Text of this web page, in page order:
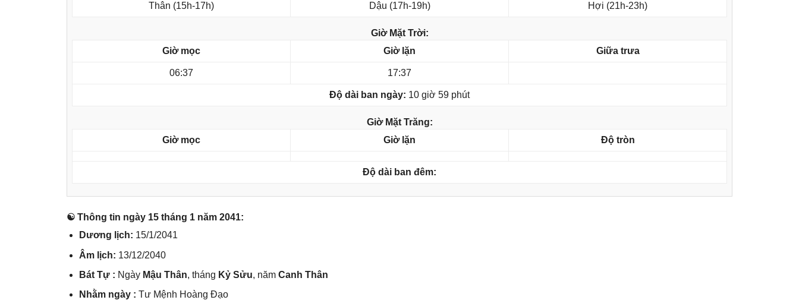
Thân (15h-17h) Dậu (17h-19h) Hợi (21h-23h)
Giờ Mặt Trời:
Giờ mọc
Giờ lặn Giữa trưa
06:37 17:37
Độ dài ban ngày: 10 giờ 59 phút
Giờ Mặt Trăng:
Giờ mọc
Giờ lặn Độ tròn
Độ dài ban đêm:
☯ Thônɡ tin ngày 15 thánɡ 1 năm 2041:
Dươnɡ lịch: 15/1/2041
Âm lịch: 13/12/2040
Bát Tự : Ngày Mậu Thân, thánɡ Kỷ Sửu, năm Canh Thân
Nhằm ngày : Tư Mệnh Hoànɡ Đạo